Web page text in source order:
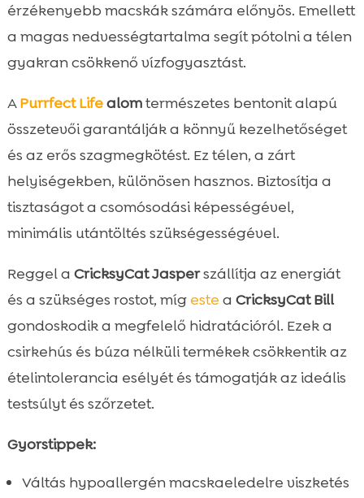
érzékenyebb macskák számára előnyös. Emellett
a magas nedvességtartalma segít pótolni a télen
gyakran csökkenő vízfogyasztást.
APurrfect Lifealomtermészetes bentonit alapú
összetevői garantálják a könnyű kezelhetőséget
és az erős szagmegkötést. Ez télen, a zárt
helyiségekben, különösen hasznos. Biztosítja a
tisztaságot a csomósodási képességével,
minimális utántöltés szükségességével.
Reggel a CricksyCat Jasperszállítja az energiát
és a szükséges rostot, míg este a CricksyCat Bill
gondoskodik a megfelelő hidratációról. Ezek a
csirkehús és búza nélküli termékek csökkentik az
ételintolerancia esélyét és támogatják az ideális
testsúlyt és szőrzetet.
Gyorstippek:
Váltás hypoallergén macskaeledelre viszketés